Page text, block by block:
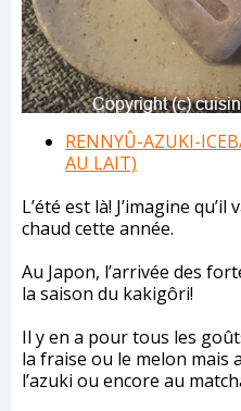
RENNYÛ-AZUKI-
AU LAIT)
L’été est là! J’imagine
chaud cette année.
Au Japon, l’arrivée des
la saison du kakigôri!
Il y en a pour tous les
la fraise ou le melon mais
l’azuki ou encore au